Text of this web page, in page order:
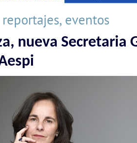
reportajes, eventos
nueva Secretaria